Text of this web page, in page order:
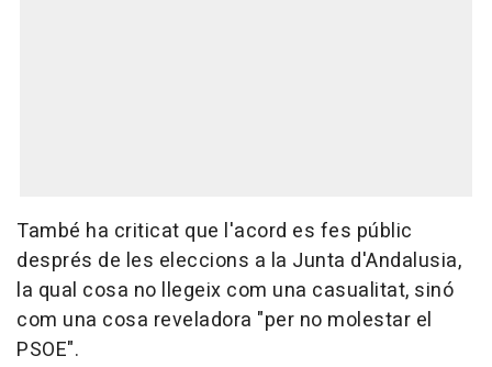
També ha criticat que l'acord es fes públic
després de les eleccions a la Junta d'Andalusia,
la qual cosa no llegeix com una casualitat, sinó
com una cosa reveladora "per no molestar el
PSOE".